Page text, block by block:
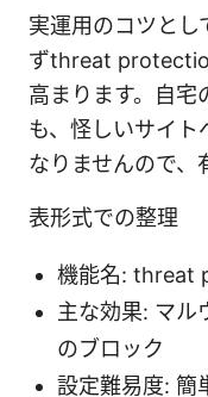
実運用のコツと
ずthreat
高まります。自宅
も、怪しいサイト
なりませんので、
表形式での整理
機能名: threat
主な効果: マル
のブロック
設定難易度: 簡